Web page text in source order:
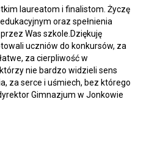
laureatom i finalistom. Życzę
oraz spełnienia
Was szkole.Dziękuję
uczniów do konkursów, za
za cierpliwość w
nie bardzo widzieli sens
za serce i uśmiech, bez którego
Gimnazjum w Jonkowie